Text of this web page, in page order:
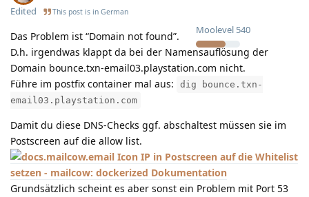
Moolevel 540
Edited
This post is in German
Das Problem ist “Domain not found”.
D.h. irgendwas klappt da bei der Namensauflösung der
Domain bounce.txn-email03.playstation.com nicht.
Führe im postfix container mal aus:
dig bounce.txn-
email03.playstation.com
Damit du diese DNS-Checks ggf. abschaltest müssen sie im
Postscreen auf die allow list.
IP in Postscreen auf die Whitelist
setzen - mailcow: dockerized Dokumentation
Grundsätzlich scheint es aber sonst ein Problem mit Port 53